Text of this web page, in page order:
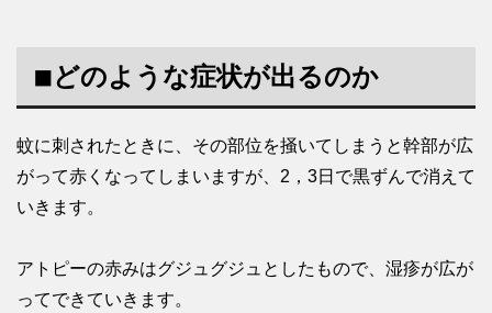
◾︎どのような症状が出るのか
蚊に刺されたときに、その部位を掻いてしまうと幹部が広
がって赤くなってしまいますが、2，3日で黒ずんで消えて
いきます。
アトピーの赤みはグジュグジュとしたもので、湿疹が広が
ってできていきます。